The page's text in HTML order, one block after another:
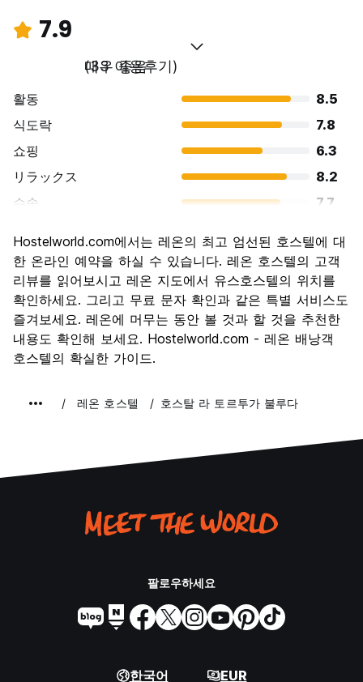
7.9
매우 좋음
(33 이용후기)
활동
8.5
식도락
7.8
쇼핑
6.3
リラックス
8.2
수송
7.7
문화
8.5
나이트 라이프
7.2
가격 대비 만족도
8.6
Hostelworld.com에서는 레온의 최고 엄선된 호스텔에 대
한 온라인 예약을 하실 수 있습니다. 레온 호스텔의 고객
리뷰를 읽어보시고 레온 지도에서 유스호스텔의 위치를
확인하세요. 그리고 무료 문자 확인과 같은 특별 서비스도
즐겨보세요. 레온에 머무는 동안 볼 것과 할 것을 추천한
내용도 확인해 보세요. Hostelworld.com - 레온 배낭객
호스텔의 확실한 가이드.
레온 호스텔 호스탈 라 토르투가 불루다
팔로우하세요
한국어 EUR